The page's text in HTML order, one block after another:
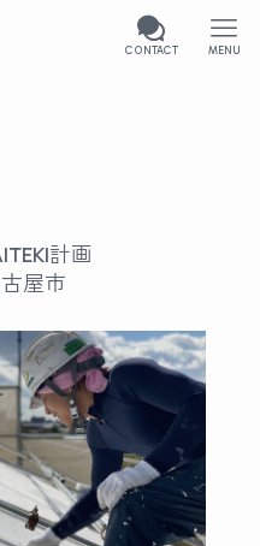
CONTACT MENU
計画
屋市